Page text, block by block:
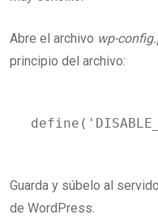
Abre el archivo wp-
principio del archivo:
Guarda y súbelo al
de WordPress.